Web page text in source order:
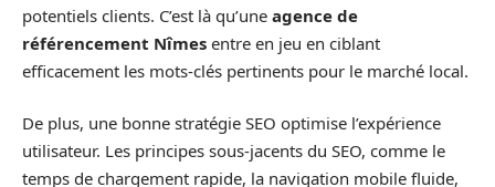
potentiels clients. C’est là qu’une agence de
référencement Nîmes entre en jeu en ciblant
efficacement les mots-clés pertinents pour le marché local.
De plus, une bonne stratégie SEO optimise l’expérience
utilisateur. Les principes sous-jacents du SEO, comme le
temps de chargement rapide, la navigation mobile fluide,